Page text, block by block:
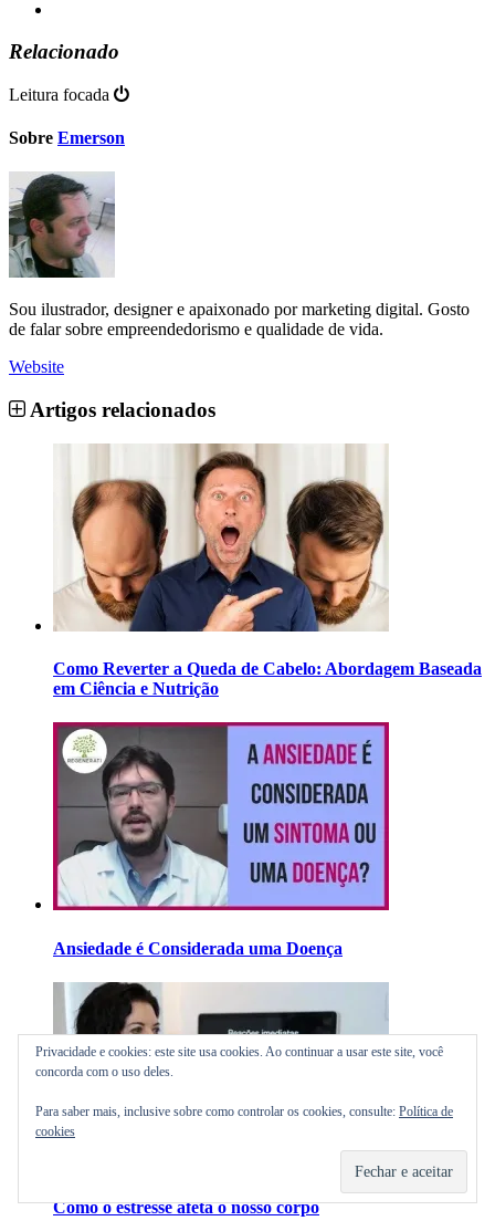
Relacionado
Leitura focada
Sobre Emerson
Sou ilustrador, designer e apaixonado por marketing digital. Gosto
de falar sobre empreendedorismo e qualidade de vida.
Website
Artigos relacionados
Como Reverter a Queda de Cabelo: Abordagem Baseada
em Ciência e Nutrição
Ansiedade é Considerada uma Doença
Como o estresse afeta o nosso corpo
Privacidade e cookies: este site usa cookies. Ao continuar a usar este site, você
concorda com o uso deles.
Para saber mais, inclusive sobre como controlar os cookies, consulte: Política de
cookies